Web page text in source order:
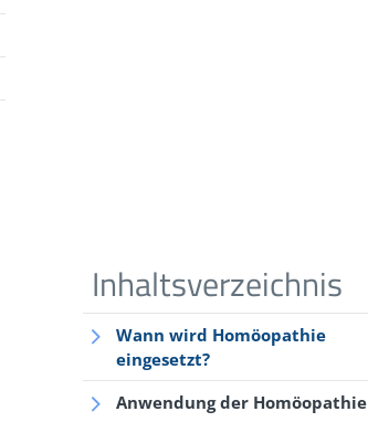
Wann wird Homöopathie
eingesetzt?
Anwendung der Homöopathie